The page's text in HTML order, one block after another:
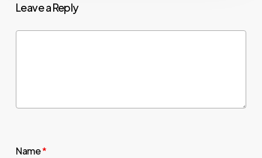
Leave a Reply
Name*